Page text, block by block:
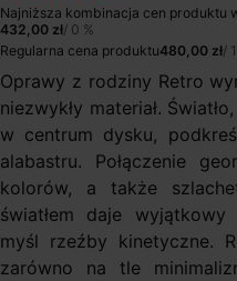
Najniższa kombinacja cen produktu
432,00 zł/ 0 %
Regularna cena produktu480,00 zł/
Oprawy z rodziny Retro
niezwykły materiał.
w centrum dysku,
alabastru. Połączenie
kolorów, a także
światłem daje
myśl rzeźby kinetyczne.
zarówno na tle